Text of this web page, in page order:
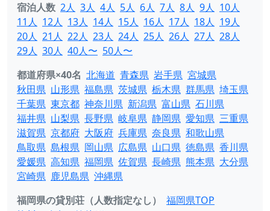
宿泊人数 2人 3人 4人 5人 6人 7人 8人 9人 10人
11人 12人 13人 14人 15人 16人 17人 18人 19人
20人 21人 22人 23人 24人 25人 26人 27人 28人
29人 30人 40人〜 50人〜
都道府県×40名 北海道 青森県 岩手県 宮城県
秋田県 山形県 福島県 茨城県 栃木県 群馬県 埼玉県
千葉県 東京都 神奈川県 新潟県 富山県 石川県
福井県 山梨県 長野県 岐阜県 静岡県 愛知県 三重県
滋賀県 京都府 大阪府 兵庫県 奈良県 和歌山県
鳥取県 島根県 岡山県 広島県 山口県 徳島県 香川県
愛媛県 高知県 福岡県 佐賀県 長崎県 熊本県 大分県
宮崎県 鹿児島県 沖縄県
福岡県の貸別荘（人数指定なし）
福岡県TOP